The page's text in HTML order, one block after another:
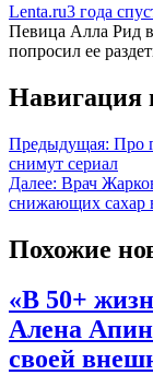
Lenta.ru3 года
Певица Алла Рид
попросил ее
Навигация
Предыдущая: Про
снимут сериал
Далее: Врач
снижающих сахар
Похожие
«В 50+
Алена
своей